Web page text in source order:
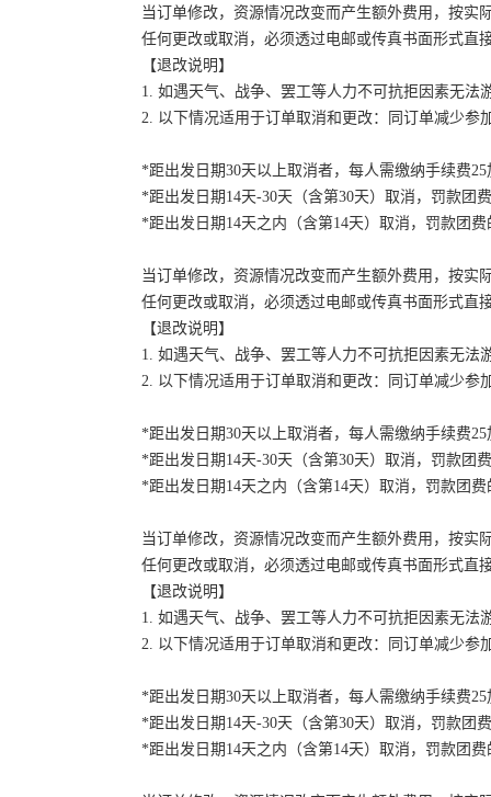
当订单修改，资源情况改变而产生额外费用，按实
任何更改或取消，必须透过电邮或传真书面形式直
【退改说明】
1. 如遇天气、战争、罢工等人力不可抗拒因素无
2. 以下情况适用于订单取消和更改：同订单减少
*距出发日期30天以上取消者，每人需缴纳手续费
*距出发日期14天-30天（含第30天）取消，罚款团
*距出发日期14天之内（含第14天）取消，罚款团费
当订单修改，资源情况改变而产生额外费用，按实
任何更改或取消，必须透过电邮或传真书面形式直
【退改说明】
1. 如遇天气、战争、罢工等人力不可抗拒因素无
2. 以下情况适用于订单取消和更改：同订单减少
*距出发日期30天以上取消者，每人需缴纳手续费
*距出发日期14天-30天（含第30天）取消，罚款团
*距出发日期14天之内（含第14天）取消，罚款团费
当订单修改，资源情况改变而产生额外费用，按实
任何更改或取消，必须透过电邮或传真书面形式直
【退改说明】
1. 如遇天气、战争、罢工等人力不可抗拒因素无
2. 以下情况适用于订单取消和更改：同订单减少
*距出发日期30天以上取消者，每人需缴纳手续费
*距出发日期14天-30天（含第30天）取消，罚款团
*距出发日期14天之内（含第14天）取消，罚款团费